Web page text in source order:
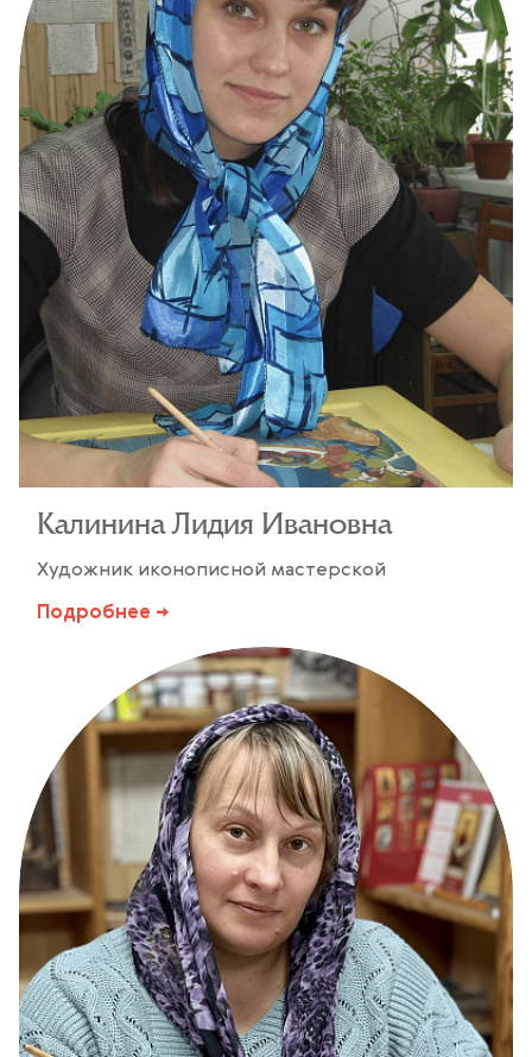
Калинина Лидия Ивановна
Художник иконописной мастерской
Подробнее →